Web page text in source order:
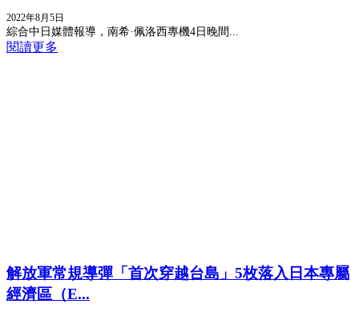
2022年8月5日
綜合中日媒體報導，南希·佩洛西專機4日晚間...
閱讀更多
解放軍常規導彈「首次穿越台島」5枚落入日本專屬
經濟區（E...